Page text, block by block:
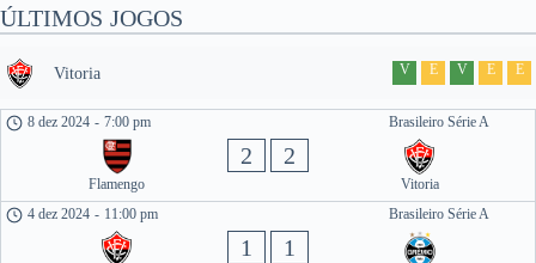
ÚLTIMOS JOGOS
Vitoria V E V E E
Brasileiro Série A
8 dez 2024 - 7:00 pm
Flamengo
2 2
Vitoria
Brasileiro Série A
4 dez 2024 - 11:00 pm
1 1